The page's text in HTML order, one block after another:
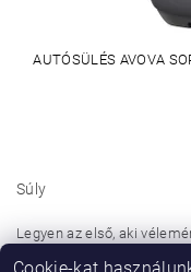
AUTÓSÜLÉS AVOVA
Súly
Legyen az első, aki